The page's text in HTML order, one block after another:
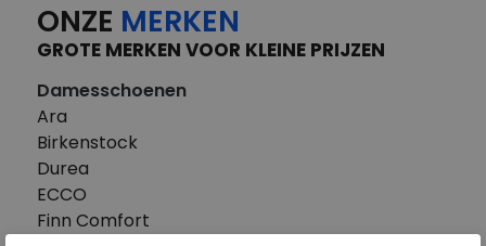
ONZE MERKEN
GROTE MERKEN VOOR KLEINE PRIJZEN
Damesschoenen
Ara
Birkenstock
Durea
ECCO
Finn Comfort